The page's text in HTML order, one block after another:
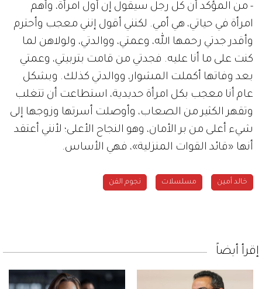
- من المؤكد أن كل رجل سيقول إن أول امرأة، وأهم
امرأة في حياتي، هي أمي. لكنني أقول إنني معجب وأحترم
وأقدر جدتي رحمها الله، وعمتي، ووالدتي، ولولاهن لما
كنت على ما أنا عليه. فجدتي من قامت بتربيتي، وعمتي
بعد وفاتها أكملت المشوار، ووالدتي كذلك. وبشكل
عام أنا معجب بكل امرأة حديدية، استطاعت أن تتغلب
وتقهر الكثير من الصعاب، وأوصلت أسرتها وزوجها إلى
شيء أعلى من بر الأمان، وهو النجاح الأعلى؛ لأنني أعتقد
أنها «قائد القوات المنزلية»، فهي الأساس.
خالد أمين مسلسلات نجوم الفن
إقرأ أيضاً